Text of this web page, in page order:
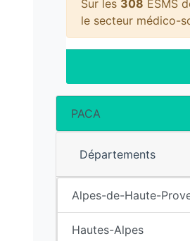
Sur les 308 ESMS
le secteur médico-
PACA
Départements
Alpes-de-Haute-
Hautes-Alpes